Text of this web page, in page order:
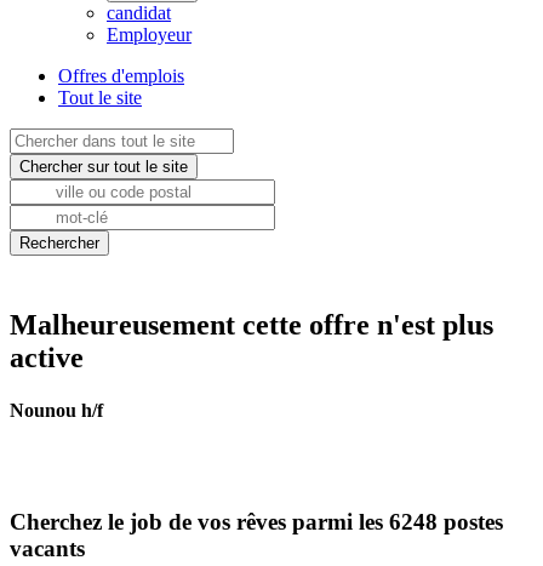
candidat
Employeur
Offres d'emplois
Tout le site
Malheureusement cette offre n'est plus
active
Nounou h/f
Cherchez le job de vos rêves parmi les 6248 postes
vacants